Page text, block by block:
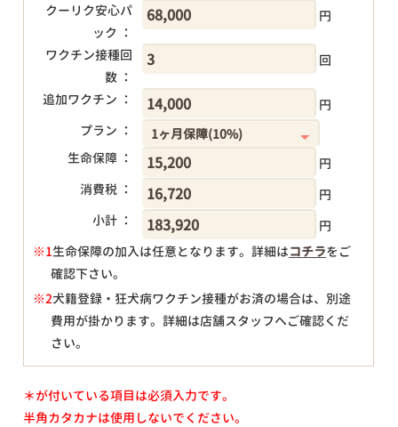
クーリク安心パ
ック ：
円
ワクチン接種回
数 ：
回
追加ワクチン ：
円
プラン ：
生命保障 ：
円
消費税 ：
円
小計 ：
円
※1生命保障の加入は任意となります。詳細はコチラをご
確認下さい。
※2犬籍登録・狂犬病ワクチン接種がお済の場合は、別途
費用が掛かります。詳細は店舗スタッフへご確認くだ
さい。
＊が付いている項目は必須入力です。
半角カタカナは使用しないでください。